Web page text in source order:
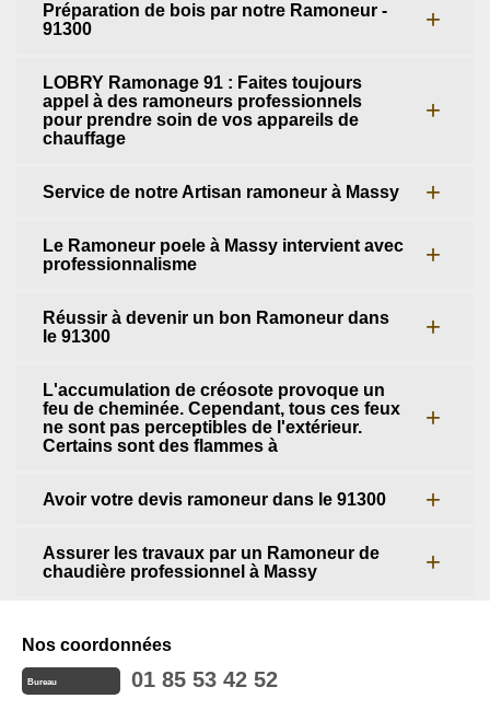
Préparation de bois par notre Ramoneur -
91300
LOBRY Ramonage 91 : Faites toujours
appel à des ramoneurs professionnels
pour prendre soin de vos appareils de
chauffage
Service de notre Artisan ramoneur à Massy
Le Ramoneur poele à Massy intervient avec
professionnalisme
Réussir à devenir un bon Ramoneur dans
le 91300
L'accumulation de créosote provoque un
feu de cheminée. Cependant, tous ces feux
ne sont pas perceptibles de l'extérieur.
Certains sont des flammes à
Avoir votre devis ramoneur dans le 91300
Assurer les travaux par un Ramoneur de
chaudière professionnel à Massy
Nos coordonnées
Bureau 01 85 53 42 52